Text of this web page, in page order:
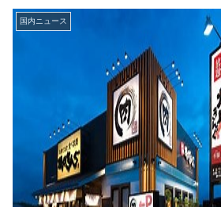
国内ニュース